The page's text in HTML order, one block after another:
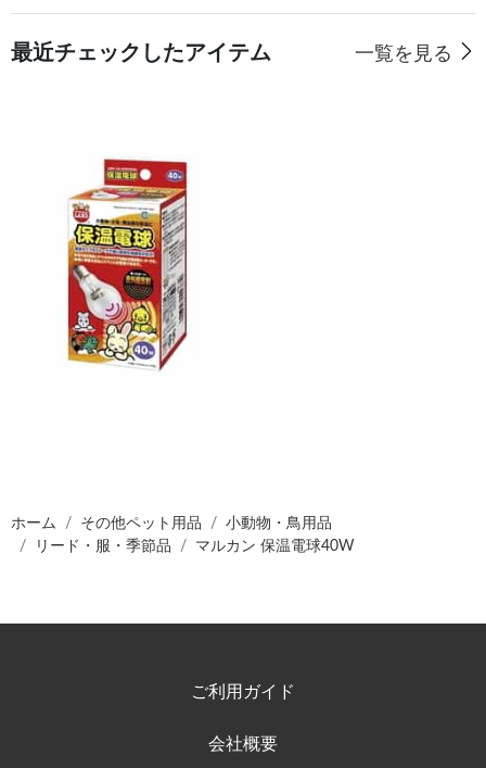
最近チェックしたアイテム 一覧を見る
ホーム その他ペット用品
小動物・鳥用品
リード・服・季節品
マルカン 保温電球40W
ご利用ガイド
会社概要